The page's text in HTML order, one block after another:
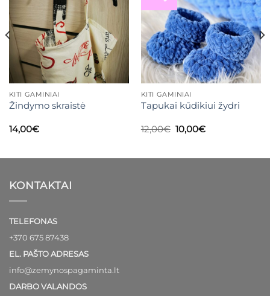
KITI GAMINIAI
Žindymo skraistė
14,00€
KITI GAMINIAI
Tapukai kūdikiui žydri
12,00€ Original
price
10,00€Current
KONTAKTAI
TELEFONAS
+370 675 87438
EL. PAŠTO ADRESAS
info@zemynospagaminta.lt
DARBO VALANDOS